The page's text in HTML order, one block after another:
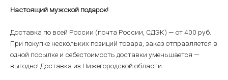
Настоящий мужской подарок!
Доставка по всей России (почта России, СДЭК) — от 400 руб.
При покупке нескольких позиций товара, заказ отправляется в
одной посылке и себестоимость доставки уменьшается —
выгодно! Доставка из Нижегородской области.